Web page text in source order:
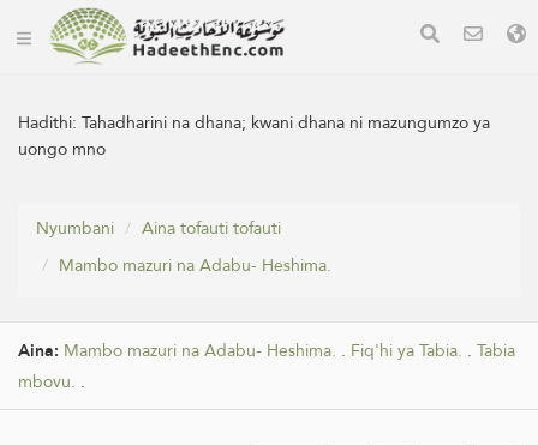
Hadithi:Tahadharini na dhana; kwani dhana ni mazungumzo ya
uongo mno
Nyumbani
Aina tofauti tofauti
Mambo mazuri na Adabu- Heshima.
Aina: Mambo mazuri na Adabu- Heshima. . Fiq'hi ya Tabia. . Tabia
mbovu. .